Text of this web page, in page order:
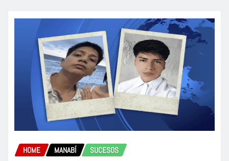
HOME MANABÍ SUCESOS